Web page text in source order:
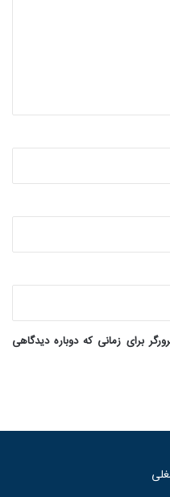
برای زمانی که دوباره دیدگاهی